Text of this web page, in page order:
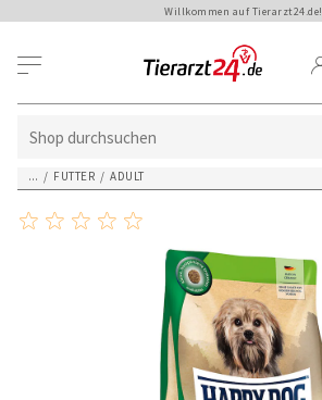
Willkommen auf Tierarzt24.de!
... / FUTTER / ADULT